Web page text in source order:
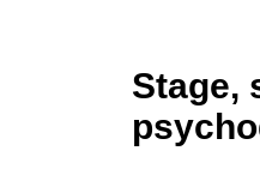
Stage,